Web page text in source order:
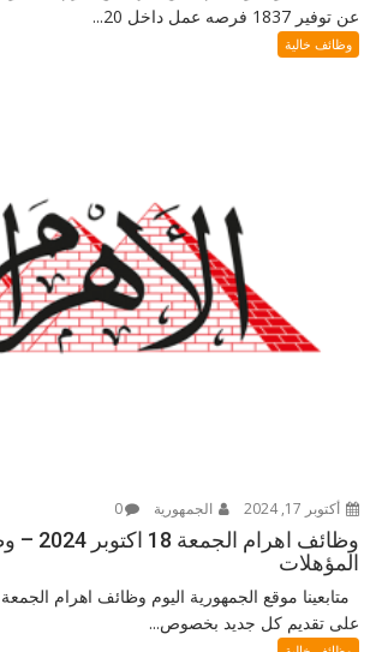
عن توفير 1837 فرصه عمل داخل 20...
وظائف خالية
أكتوبر 17, 2024 الجمهورية 0
وظائف
المؤهلات
متابعينا موقع الجمهورية اليوم وظائف اهرام
على تقديم كل جديد بخصوص...